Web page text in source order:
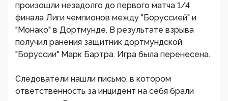
произошли незадолго до первого матча 1/4
финала Лиги чемпионов между "Боруссией" и
"Монако" в Дортмунде. В результате взрыва
получил ранения защитник дортмундской
"Боруссии" Марк Бартра. Игра была перенесена.
Следователи нашли письмо, в котором
ответственность за инцидент на себя брали